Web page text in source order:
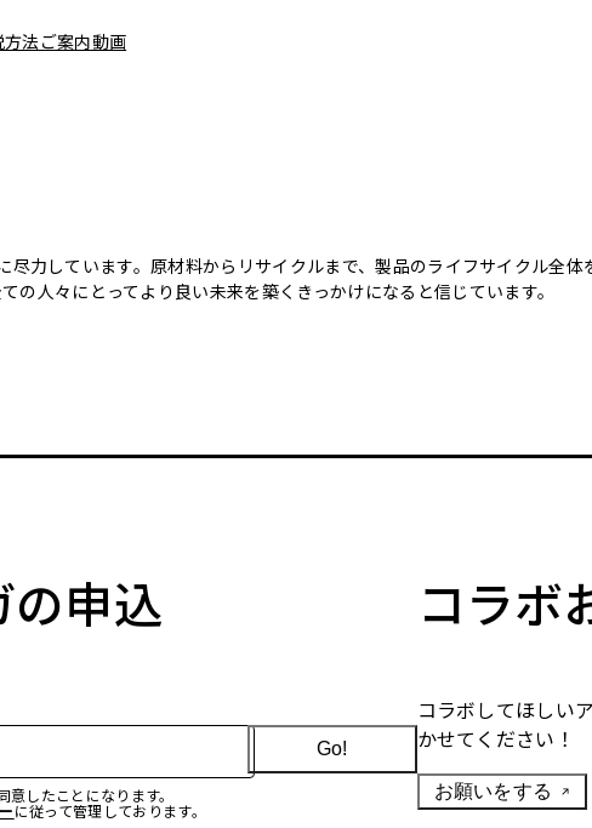
方法ご案内動画
力しています。原材料からリサイクルまで、製品のライフサイクル全
人々にとってより良い未来を築くきっかけになると信じています。
の申込
したことになります。
に従って管理しております。
Go!
コラボ
コラボしてほしい
かせてください！
お願いをする